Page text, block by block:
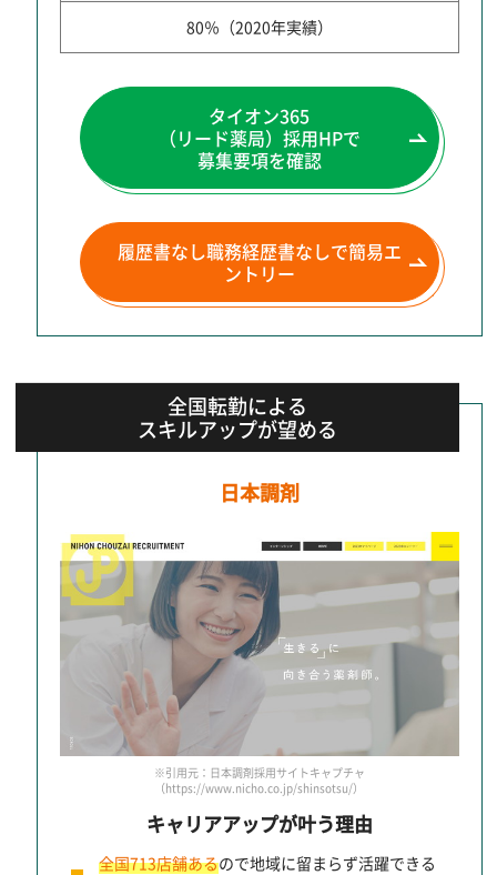
80％（2020年実績）
タイオン365
（リード薬局） 採用HPで
募集要項を確認
履歴書なし職務経歴書なしで簡易エ
ントリー
全国転勤による
スキルアップが望める
日本調剤
※引用元：日本調剤採用サイトキャプチャ
（https://www.nicho.co.jp/shinsotsu/）
キャリアアップが叶う理由
全国713店舗あるので地域に留まらず活躍できる